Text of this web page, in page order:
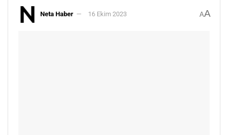
Neta Haber 16 Ekim 2023 AA